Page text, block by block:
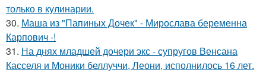
только в кулинарии.
30. Маша из "Папиных Дочек" - Мирослава беременна
Карпович -!
31. На днях младшей дочери экс - супругов Венсана
Касселя и Моники беллуччи, Леони, исполнилось 16 лет.